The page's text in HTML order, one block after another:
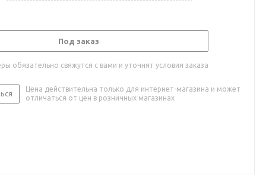
Под заказ
обязательно свяжутся с вами и уточнят условия заказа
Цена действительна только для интернет-магазина и может
отличаться от цен в розничных магазинах